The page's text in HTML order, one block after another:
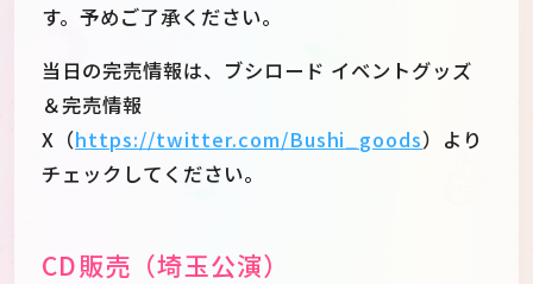
す。予めご了承ください。
当日の完売情報は、ブシロード イベントグッズ
＆完売情報
X（https://twitter.com/Bushi_goods）より
チェックしてください。
CD販売（埼玉公演）